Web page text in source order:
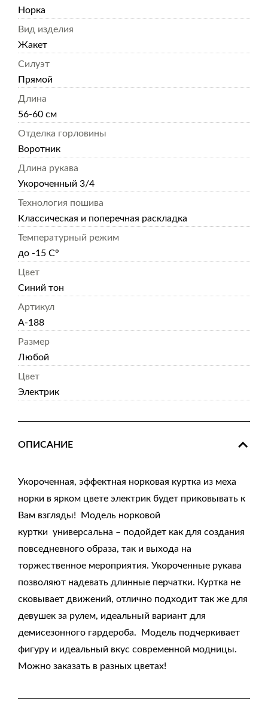
Норка
Вид изделия
Жакет
Силуэт
Прямой
Длина
56-60 см
Отделка горловины
Воротник
Длина рукава
Укороченный 3/4
Технология пошива
Классическая и поперечная раскладка
Температурный режим
до -15 С°
Цвет
Синий тон
Артикул
А-188
Размер
Любой
Цвет
Электрик
ОПИСАНИЕ
Укороченная, эффектная норковая куртка из меха
норки в ярком цвете электрик будет приковывать к
Вам взгляды! Модель норковой
куртки универсальна – подойдет как для создания
повседневного образа, так и выхода на
торжественное мероприятия. Укороченные рукава
позволяют надевать длинные перчатки. Куртка не
сковывает движений, отлично подходит так же для
девушек за рулем, идеальный вариант для
демисезонного гардероба. Модель подчеркивает
фигуру и идеальный вкус современной модницы.
Можно заказать в разных цветах!